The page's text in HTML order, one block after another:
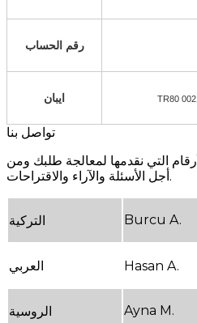
رقم الحساب
ايبان TR80
تواصل بنا
التي نقدمها لمعالجة طلبك ومن
أجل الأسئلة والآراء والاقتراحات.
التركية Burcu A.
العربي Hasan A.
الروسية Ayna M.